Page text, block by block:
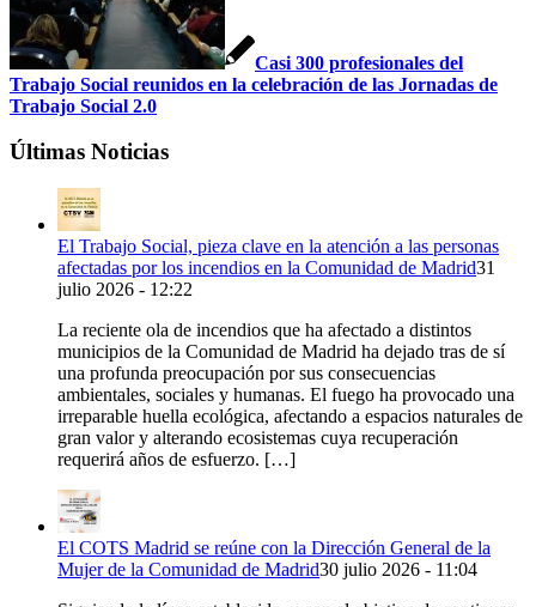
Casi 300 profesionales del
Trabajo Social reunidos en la celebración de las Jornadas de
Trabajo Social 2.0
Últimas Noticias
El Trabajo Social, pieza clave en la atención a las personas
afectadas por los incendios en la Comunidad de Madrid31
julio 2026 - 12:22
La reciente ola de incendios que ha afectado a distintos
municipios de la Comunidad de Madrid ha dejado tras de sí
una profunda preocupación por sus consecuencias
ambientales, sociales y humanas. El fuego ha provocado una
irreparable huella ecológica, afectando a espacios naturales de
gran valor y alterando ecosistemas cuya recuperación
requerirá años de esfuerzo. […]
El COTS Madrid se reúne con la Dirección General de la
Mujer de la Comunidad de Madrid30 julio 2026 - 11:04